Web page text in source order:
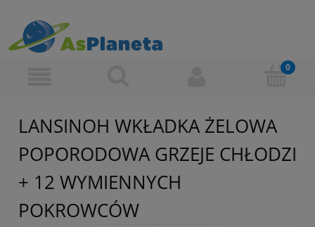
LANSINOH WKŁADKA ŻELOWA
POPORODOWA GRZEJE CHŁODZI
+ 12 WYMIENNYCH
POKROWCÓW